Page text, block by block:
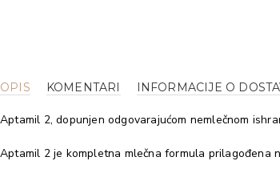
OPIS KOMENTARI INFORMACIJE O
Aptamil 2, dopunjen odgovarajućom nemlečnom
Aptamil 2 je kompletna mlečna formula prilagođena